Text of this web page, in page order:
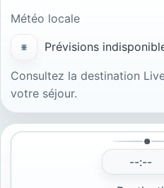
Météo locale
Prévisions
Consultez la destination
votre séjour.
--:--